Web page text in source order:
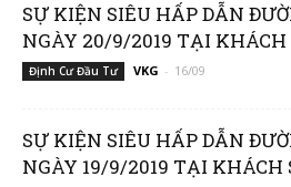
SỰ KIỆN SIÊU HẤP DẪN
NGÀY 20/9/2019 TẠI KHÁCH
Định Cư Đầu Tư VKG - 16/09
SỰ KIỆN SIÊU HẤP DẪN
NGÀY 19/9/2019 TẠI KHÁCH